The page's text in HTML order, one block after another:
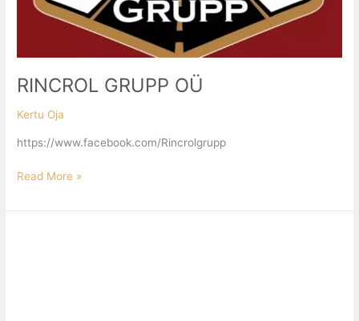
RINCROL GRUPP OÜ
Kertu Oja
https://www.facebook.com/Rincrolgrupp
Read More »